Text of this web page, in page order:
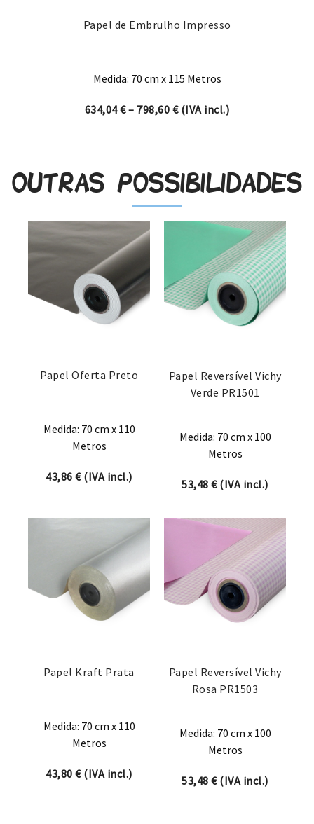
Papel de Embrulho Impresso
Medida: 70 cm x 115 Metros
634,04€– 798,60 €Price range: 634,04 €
(IVA incl.)
Outras possibilidades
Papel Oferta Preto
Medida: 70 cm x 110
Metros
43,86€(IVA incl.)
Papel Reversível Vichy
Verde PR1501
Medida: 70 cm x 100
Metros
53,48€(IVA incl.)
Papel Kraft Prata
Medida: 70 cm x 110
Metros
43,80€(IVA incl.)
Papel Reversível Vichy
Rosa PR1503
Medida: 70 cm x 100
Metros
53,48€(IVA incl.)